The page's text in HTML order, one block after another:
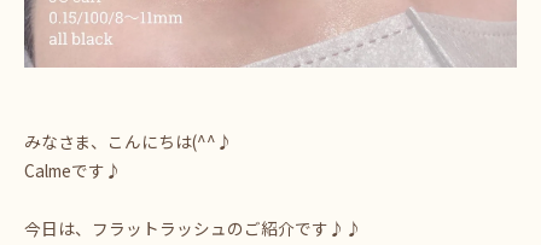
みなさま、こんにちは(^^♪
Calmeです♪
今日は、フラットラッシュのご紹介です♪♪